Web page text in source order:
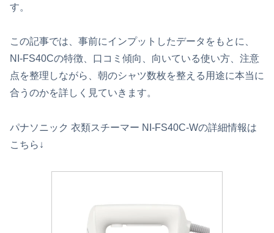
す。
この記事では、事前にインプットしたデータをもとに、
NI-FS40Cの特徴、口コミ傾向、向いている使い方、注意
点を整理しながら、朝のシャツ数枚を整える用途に本当に
合うのかを詳しく見ていきます。
パナソニック 衣類スチーマー NI-FS40C-Wの詳細情報は
こちら↓